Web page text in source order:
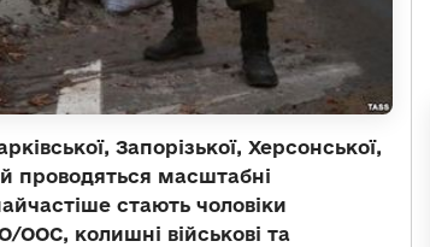
Запорізької, Херсонської,
проводяться масштабні
стають чоловіки
ООС, колишні військові та